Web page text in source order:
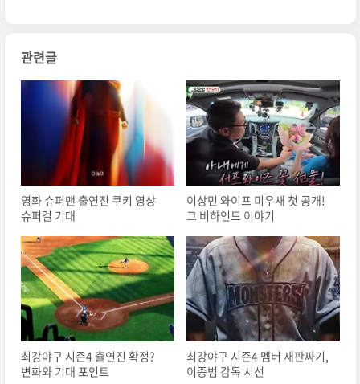
관련글
영화 슈퍼맨 출연진 쿠키 영상
슈퍼걸 기대
이상민 와이프 미우새 첫 공개!
그 비하인드 이야기
최강야구 시즌4 출연진 확정?
변화와 기대 포인트
최강야구 시즌4 멤버 새판짜기,
이종범 감독 시선